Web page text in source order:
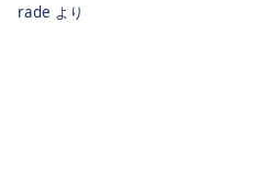
rade より